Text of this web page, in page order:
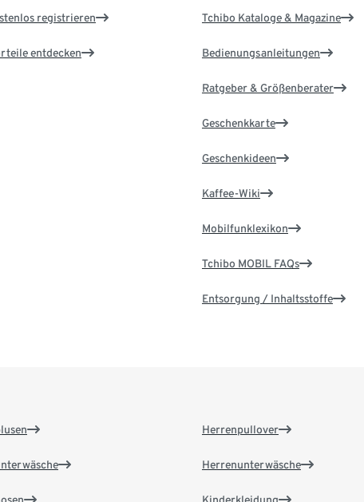
registrieren
entdecken
Tchibo Kataloge & Magazine
Bedienungsanleitungen
Ratgeber & Größenberater
Geschenkkarte
Geschenkideen
Kaffee-Wiki
Mobilfunklexikon
Tchibo MOBIL FAQs
Entsorgung / Inhaltsstoffe
Herrenpullover
Herrenunterwäsche
Kinderkleidung